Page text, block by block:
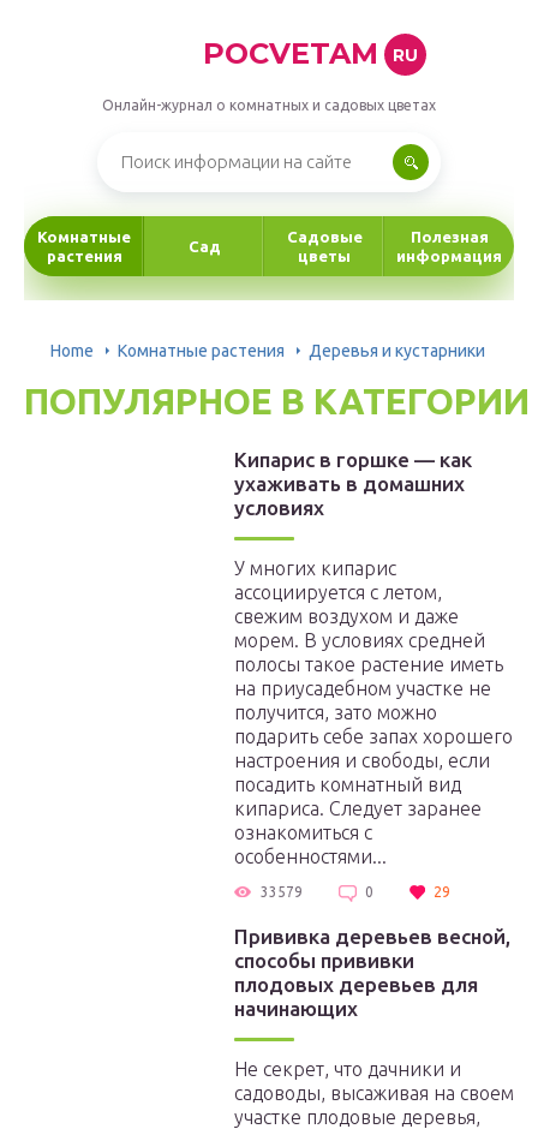
POCVETAM RU
Онлайн-журнал о комнатных и садовых цветах
Комнатные
растения
Сад
Садовые
цветы
Полезная
информация
Home Комнатные растения Деревья и кустарники
ПОПУЛЯРНОЕ В КАТЕГОРИИ
Кипарис в горшке — как
ухаживать в домашних
условиях
У многих кипарис
ассоциируется с летом,
свежим воздухом и даже
морем. В условиях средней
полосы такое растение иметь
на приусадебном участке не
получится, зато можно
подарить себе запах хорошего
настроения и свободы, если
посадить комнатный вид
кипариса. Следует заранее
ознакомиться с
особенностями...
33579 0 29
Прививка деревьев весной,
способы прививки
плодовых деревьев для
начинающих
Не секрет, что дачники и
садоводы, высаживая на своем
участке плодовые деревья,